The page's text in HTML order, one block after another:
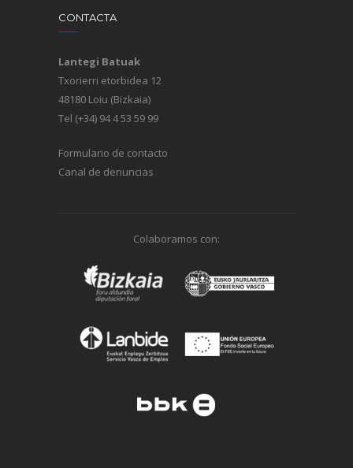
CONTACTA
Lantegi Batuak
Txorierri etorbidea 12
48180 Loiu (Bizkaia)
Tel (+34) 94 4 53 59 99
Formulario de contacto
Canal de denuncias
Colaboramos con: